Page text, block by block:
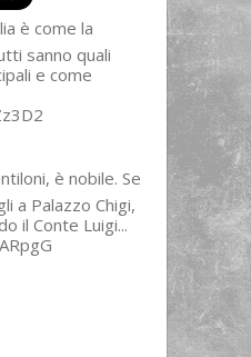
è come la
sanno quali
e come
è nobile. Se
a Palazzo Chigi,
il Conte Luigi...